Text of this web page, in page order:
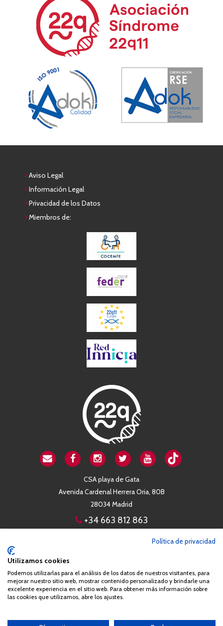
Aviso Legal
Información Legal
Privacidad de los Datos
Miembros de:
CSA playa de Gata
Avenida Cardenal Herrera Oria, 80B
28034 Madrid
+34 663 812 863
Queda prohibida de forma expresa la copia, reproducción o
distribución de la totalidad o parte de los contenidos del sitio web
sin el consentimiento por escrito de la Asociación España
Síndrome 22q11 (AES22q)
Política de privacidad
Utilizamos cookies
Podemos utilizarlas para el análisis de los datos de nuestros visitantes, para
mejorar nuestro sitio web, mostrar contenido personalizado y brindarle una
excelente experiencia en el sitio web. Para obtener más información sobre
las cookies que utilizamos, abre los ajustes.